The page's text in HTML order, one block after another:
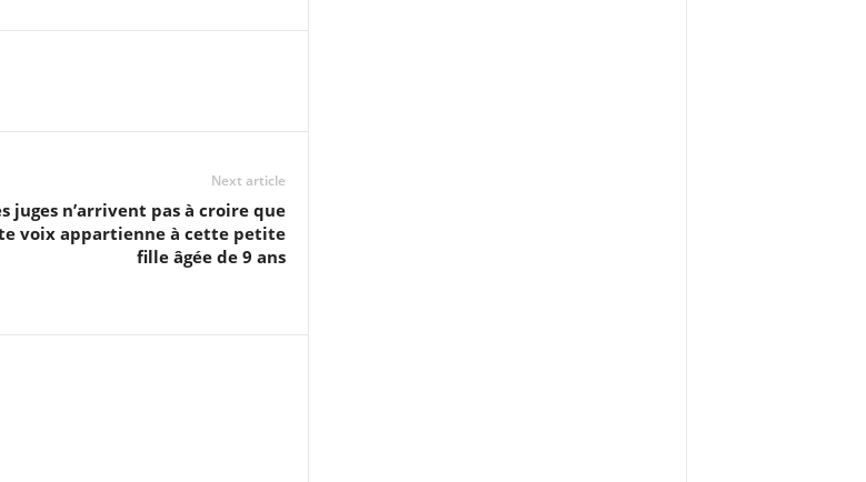
Next article
juges n’arrivent pas à croire que
voix appartienne à cette petite
fille âgée de 9 ans